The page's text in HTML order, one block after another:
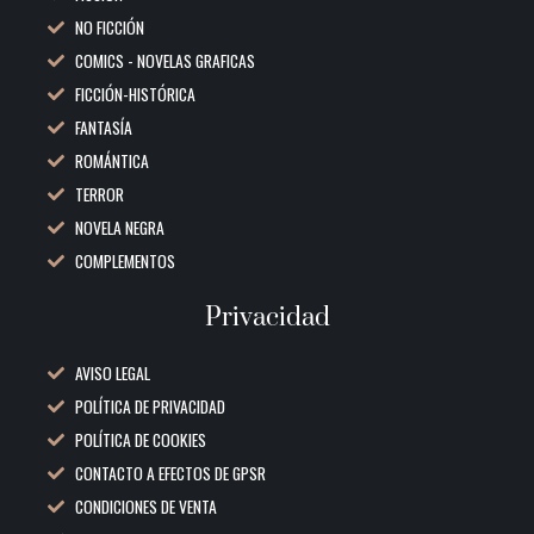
NO FICCIÓN
COMICS - NOVELAS GRAFICAS
FICCIÓN-HISTÓRICA
FANTASÍA
ROMÁNTICA
TERROR
NOVELA NEGRA
COMPLEMENTOS
Privacidad
AVISO LEGAL
POLÍTICA DE PRIVACIDAD
POLÍTICA DE COOKIES
CONTACTO A EFECTOS DE GPSR
CONDICIONES DE VENTA